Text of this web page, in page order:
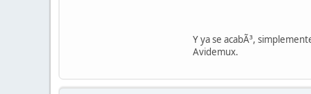
Y ya se acabÃ³,
Avidemux.